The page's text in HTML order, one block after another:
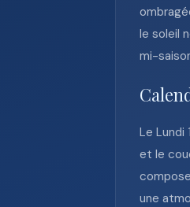
le soleil
mi-
Le Lundi
et le
une